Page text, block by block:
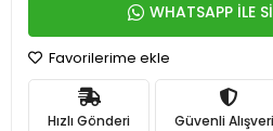
WHATSAPP İLE
Favorilerime ekle
Hızlı Gönderi Güvenli